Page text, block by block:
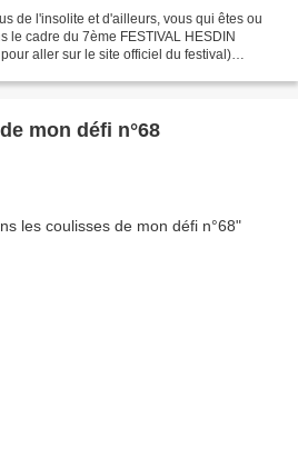
de l'insolite et d'ailleurs, vous qui êtes ou
le cadre du 7ème FESTIVAL HESDIN
aller sur le site officiel du festival)
mon défi n°68